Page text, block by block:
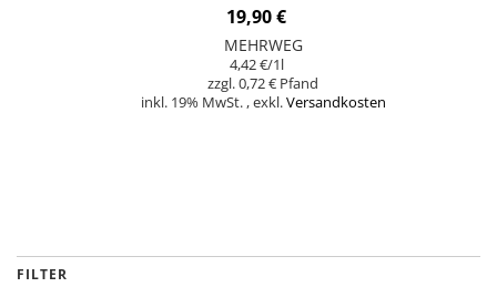
19,90 €
MEHRWEG
4,42 €/1l
0,72 €
inkl. 19% MwSt. ,exkl.Versandkosten
FILTER